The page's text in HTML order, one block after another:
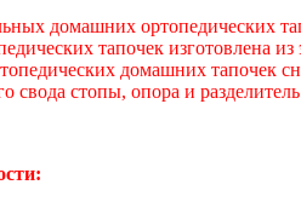
домашних ортопедических
тапочек изготовлена
домашних тапочек
свода стопы, опора и